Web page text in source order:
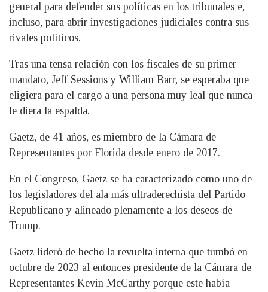
general para defender sus políticas en los tribunales e,
incluso, para abrir investigaciones judiciales contra sus
rivales políticos.
Tras una tensa relación con los fiscales de su primer
mandato, Jeff Sessions y William Barr, se esperaba que
eligiera para el cargo a una persona muy leal que nunca
le diera la espalda.
Gaetz, de 41 años, es miembro de la Cámara de
Representantes por Florida desde enero de 2017.
En el Congreso, Gaetz se ha caracterizado como uno de
los legisladores del ala más ultraderechista del Partido
Republicano y alineado plenamente a los deseos de
Trump.
Gaetz lideró de hecho la revuelta interna que tumbó en
octubre de 2023 al entonces presidente de la Cámara de
Representantes Kevin McCarthy porque este había